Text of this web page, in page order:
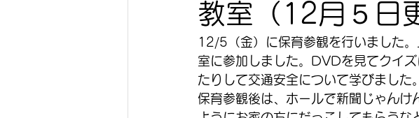
教室（12月５日
12/5（金）に保育参観を行いました
室に参加しました。DVDを見てクイ
たりして交通安全について学びました。
保育参観後は、ホールで新聞じゃん